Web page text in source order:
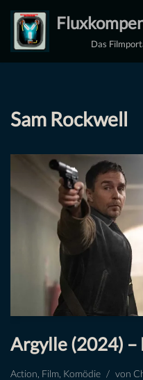
Zum
Inhalt
Das
Sam Rockwell
Argylle (2024)
Action Film Komödie von